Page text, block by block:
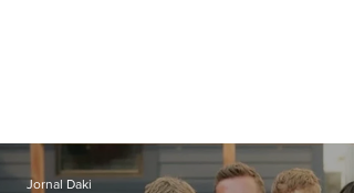
Jornal Daki